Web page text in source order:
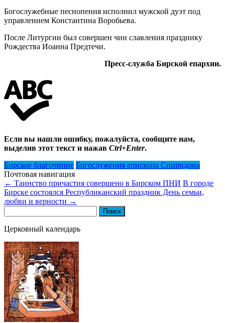
Богослужебные песнопения исполнил мужской дуэт под
управлением Константина Воробьева.
После Литургии был совершен чин славления празднику
Рождества Иоанна Предтечи.
Пресс-служба Бирской епархии.
Если вы нашли ошибку, пожалуйста, сообщите нам,
выделив этот текст и нажав Ctrl+Enter.
Бирское благочиние Богослужения епископа Спиридона
Почтовая навигация
← Таинство причастия совершено в Бирском ПНИ В городе
Бирске состоялся Республиканский праздник День семьи,
любви и верности →
Церковный календарь